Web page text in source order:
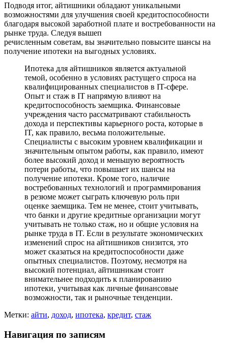
Подводя итог, айтишники обладают уникальными
возможностями для улучшения своей кредитоспособности
благодаря высокой заработной плате и востребованности на
рынке труда. Следуя вышеп
речисленным советам, вы значительно повысите шансы на
получение ипотеки на выгодных условиях.
Ипотека для айтишников является актуальной
темой, особенно в условиях растущего спроса на
квалифицированных специалистов в IT-сфере.
Опыт и стаж в IT напрямую влияют на
кредитоспособность заемщика. Финансовые
учреждения часто рассматривают стабильность
дохода и перспективы карьерного роста, которые в
IT, как правило, весьма положительные.
Специалисты с высоким уровнем квалификации и
значительным опытом работы, как правило, имеют
более высокий доход и меньшую вероятность
потери работы, что повышает их шансы на
получение ипотеки. Кроме того, наличие
востребованных технологий и программирования
в резюме может сыграть ключевую роль при
оценке заемщика. Тем не менее, стоит учитывать,
что банки и другие кредитные организации могут
учитывать не только стаж, но и общие условия на
рынке труда в IT. Если в результате экономических
изменений спрос на айтишников снизится, это
может сказаться на кредитоспособности даже
опытных специалистов. Поэтому, несмотря на
высокий потенциал, айтишникам стоит
внимательнее подходить к планированию
ипотеки, учитывая как личные финансовые
возможности, так и рыночные тенденции.
Метки: айти, доход, ипотека, кредит, стаж
Навигация по записям